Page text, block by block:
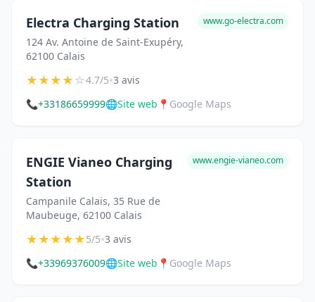
Electra Charging Station
124 Av. Antoine de Saint-Exupéry,
62100 Calais
www.go-electra.com
★★★★☆4.7/5•3 avis
📞+33186659999🌐Site web 📍 Google Maps
ENGIE Vianeo Charging
Station
Campanile Calais, 35 Rue de
Maubeuge, 62100 Calais
www.engie-vianeo.com
★★★★★5/5•3 avis
📞+33969376009🌐Site web 📍 Google Maps